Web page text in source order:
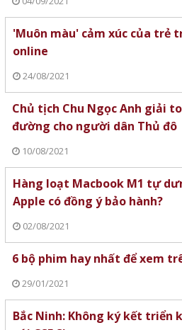
'Muôn màu' cảm xúc của trẻ
online
24/08/2021
Chủ tịch Chu Ngọc Anh giải
đường cho người dân Thủ đô
10/08/2021
Hàng loạt Macbook M1 tự
Apple có đồng ý bảo hành?
02/08/2021
6 bộ phim hay nhất để xem
29/01/2021
Bắc Ninh: Không ký kết triển